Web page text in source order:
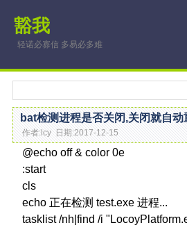
豁我
轻诺必寡信 多易必多难
bat检测进程是否关闭,关闭就自动
作者:lcy 日期:2017-12-15
@echo off & color 0e
:start
cls
echo 正在检测 test.exe 进程...
tasklist /nh|find /i